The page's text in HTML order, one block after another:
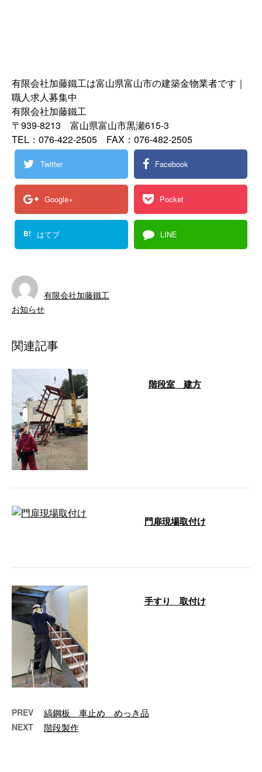
有限会社加藤鐵工は富山県富山市の建築金物業者です｜
職人求人募集中
有限会社加藤鐵工
〒939-8213 富山県富山市黒瀬615-3
TEL：076-422-2505 FAX：076-482-2505
Twitter Facebook
Google+ Pocket
B! はてブ LINE
有限会社加藤鐵工
お知らせ
関連記事
階段室 建方
門扉現場取付け
手すり 取付け
PREV 縞鋼板 車止め めっき品
NEXT 階段製作